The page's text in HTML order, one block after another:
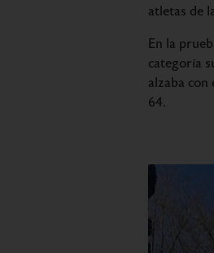
atletas de
En la
categoría
alzaba
64.